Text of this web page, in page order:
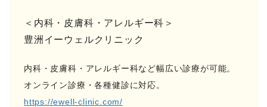
＜内科・皮膚科・アレルギー科＞
豊洲イーウェルクリニック
内科・皮膚科・アレルギー科など幅広い診療が可能。
オンライン診療・各種健診に対応。
https://ewell-clinic.com/